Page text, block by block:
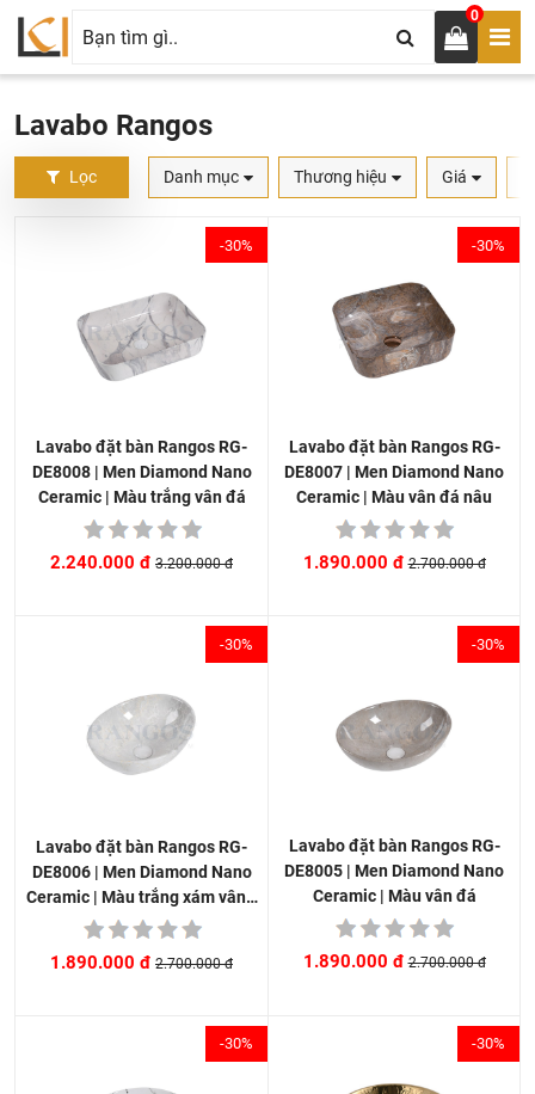
0
Lavabo Rangos
Lọc Danh mục Thương hiệu Giá
-30%
Lavabo đặt bàn Rangos RG-
DE8008 | Men Diamond Nano
Ceramic | Màu trắng vân đá
2.240.000 đ 3.200.000 đ
-30%
Lavabo đặt bàn Rangos RG-
DE8007 | Men Diamond Nano
Ceramic | Màu vân đá nâu
1.890.000 đ 2.700.000 đ
-30%
Lavabo đặt bàn Rangos RG-
DE8006 | Men Diamond Nano
Ceramic | Màu trắng xám vân…
1.890.000 đ 2.700.000 đ
-30%
Lavabo đặt bàn Rangos RG-
DE8005 | Men Diamond Nano
Ceramic | Màu vân đá
1.890.000 đ 2.700.000 đ
-30% -30%